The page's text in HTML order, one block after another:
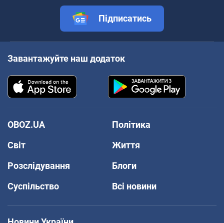
Підписатись
Завантажуйте наш додаток
OBOZ.UA
Політика
Світ
Життя
Розслідування
Блоги
Суспільство
Всі новини